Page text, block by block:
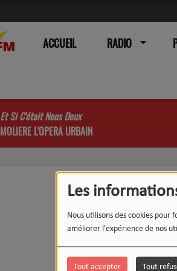
Les
Nous utilisons des cookies pour
améliorer l'expérience de nos
Tout accepter Tout
ACCUEIL RADIO
Et Si C'était Nous Deux
MOLIERE L'OPERA URBAIN